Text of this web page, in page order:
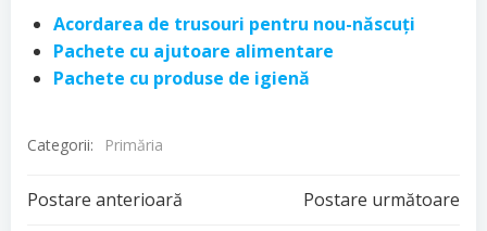
Acordarea de trusouri pentru nou-născuți
Pachete cu ajutoare alimentare
Pachete cu produse de igienă
Categorii: Primăria
Post
Postare anterioară
PostPostare următoare